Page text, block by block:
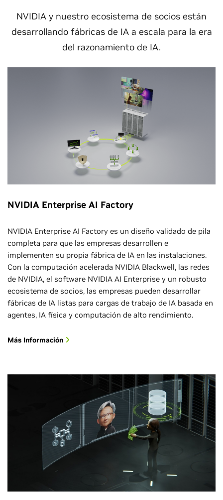
NVIDIA y nuestro ecosistema de socios están
desarrollando fábricas de IA a escala para la era
del razonamiento de IA.
NVIDIA Enterprise AI Factory
NVIDIA Enterprise AI Factory es un diseño validado de pila
completa para que las empresas desarrollen e
implementen su propia fábrica de IA en las instalaciones.
Con la computación acelerada NVIDIA Blackwell, las redes
de NVIDIA, el software NVIDIA AI Enterprise y un robusto
ecosistema de socios, las empresas pueden desarrollar
fábricas de IA listas para cargas de trabajo de IA basada en
agentes, IA física y computación de alto rendimiento.
Más Información